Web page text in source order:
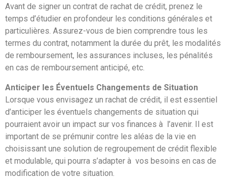
Avant de signer un contrat de rachat de crédit, prenez le
temps d’étudier en profondeur les conditions générales et
particulières. Assurez-vous de bien comprendre tous les
termes du contrat, notamment la durée du prêt, les modalités
de remboursement, les assurances incluses, les pénalités
en cas de remboursement anticipé, etc.
Anticiper les Éventuels Changements de Situation
Lorsque vous envisagez un rachat de crédit, il est essentiel
d’anticiper les éventuels changements de situation qui
pourraient avoir un impact sur vos finances à l’avenir. Il est
important de se prémunir contre les aléas de la vie en
choisissant une solution de regroupement de crédit flexible
et modulable, qui pourra s’adapter à vos besoins en cas de
modification de votre situation.